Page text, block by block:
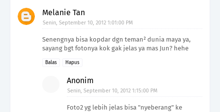
Melanie Tan
Senin, September 10, 2012 1:01:00 PM
Senengnya bisa kopdar dgn teman² dunia maya ya,
sayang bgt fotonya kok gak jelas ya mas Jun? hehe
Balas Hapus
Anonim
Senin, September 10, 2012 1:15:00 PM
Foto2 yg lebih jelas bisa "nyeberang" ke